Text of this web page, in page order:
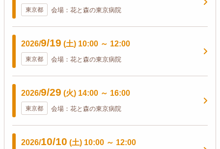
東京都 会場：花と森の東京病院
2026/9/19 (土) 10:00 ～ 12:00
東京都 会場：花と森の東京病院
2026/9/29 (火) 14:00 ～ 16:00
東京都 会場：花と森の東京病院
2026/10/10 (土) 10:00 ～ 12:00